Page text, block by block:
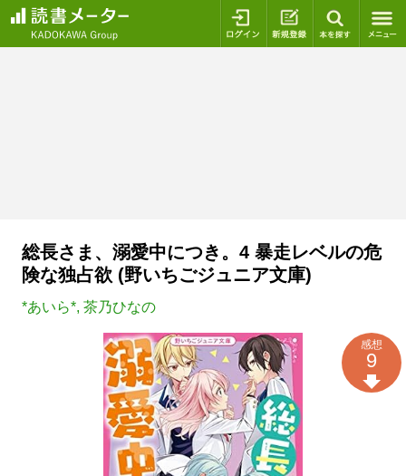
ログイン 新規登録
総長さま、溺愛中につき。4 暴走レベルの危
険な独占欲 (野いちごジュニア文庫)
*あいら*, 茶乃ひなの
感想
9